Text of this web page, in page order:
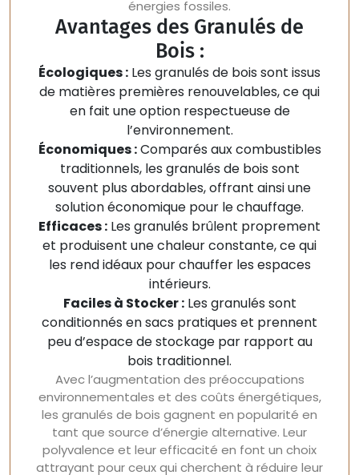
énergies fossiles.
Avantages des Granulés de
Bois :
Écologiques : Les granulés de bois sont issus
de matières premières renouvelables, ce qui
en fait une option respectueuse de
l’environnement.
Économiques :Comparés aux combustibles
traditionnels, les granulés de bois sont
souvent plus abordables, offrant ainsi une
solution économique pour le chauffage.
Efficaces : Les granulés brûlent proprement
et produisent une chaleur constante, ce qui
les rend idéaux pour chauffer les espaces
intérieurs.
Faciles à Stocker :Les granulés sont
conditionnés en sacs pratiques et prennent
peu d’espace de stockage par rapport au
bois traditionnel.
Avec l’augmentation des préoccupations
environnementales et des coûts énergétiques,
les granulés de bois gagnent en popularité en
tant que source d’énergie alternative. Leur
polyvalence et leur efficacité en font un choix
attrayant pour ceux qui cherchent à réduire leur